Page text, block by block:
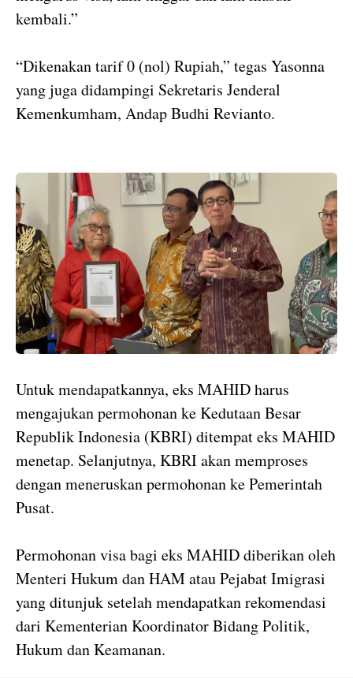
kembali.”
“Dikenakan tarif 0 (nol) Rupiah,” tegas Yasonna
yang juga didampingi Sekretaris Jenderal
Kemenkumham, Andap Budhi Revianto.
Untuk mendapatkannya, eks MAHID harus
mengajukan permohonan ke Kedutaan Besar
Republik Indonesia (KBRI) ditempat eks MAHID
menetap. Selanjutnya, KBRI akan memproses
dengan meneruskan permohonan ke Pemerintah
Pusat.
Permohonan visa bagi eks MAHID diberikan oleh
Menteri Hukum dan HAM atau Pejabat Imigrasi
yang ditunjuk setelah mendapatkan rekomendasi
dari Kementerian Koordinator Bidang Politik,
Hukum dan Keamanan.